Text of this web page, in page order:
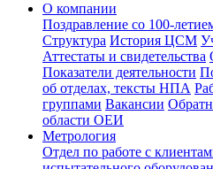
О компании
Поздравление со 100-
Структура История ЦСМ
Аттестаты и свидетельства
Показатели деятельности
об отделах, тексты НПА
группами Вакансии
области ОЕИ
Метрология
Отдел по работе с